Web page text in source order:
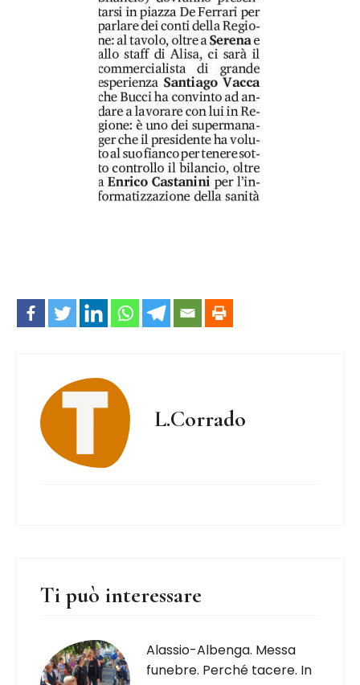
L.Corrado
Ti può interessare
Alassio-Albenga. Messa
funebre. Perché tacere. In